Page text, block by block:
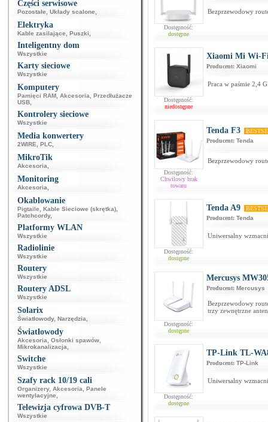
Części serwisowe
Pozostałe Układy scalone
Elektryka
Kable zasilające Puszki
Inteligentny dom
Wszystkie
Karty sieciowe
Wszystkie
Komputery
Pamięci RAM Akcesoria
Przedłużacze
USB
Kontrolery sieciowe
Wszystkie
Media konwertery
2WIRE PLC
MikroTik
Akcesoria
Monitoring
Akcesoria
Okablowanie
Pigtaile Kable Sieciowe (skrętka)
Patchcordy,
Platformy WLAN
Wszystkie
Radiolinie
Wszystkie
Routery
Wszystkie
Routery ADSL
Wszystkie
Solarix
Światłowody, Narzędzia
Światłowody
Akcesoria Osłonki spawów
Mikrokanalizacja
Switche
Wszystkie
Szafy rack 10/19 cali
Organizery, Akcesoria
Panele
wentylacyjne
Telewizja cyfrowa DVB-T
Wszystkie
Dostępność:
dostępne
Bezprzewodowy
Dostępność:
niedostępne
Xiaomi Mi Wi-
Producent: Xiaomi
Praca w paśmie 2,4
Dostępność:
Chwilowy brak
towaru
Tenda F3
Producent: Tenda
Bezprzewodowy
Dostępność:
dostępne
Tenda A9
Producent: Tenda
Uniwersalny
Dostępność:
dostępne
Mercusys
Producent: Mercusys
Bezprzewodowy
trzy zewnętrzne
Dostępność:
dostępne
TP-Link TL-
Producent: TP-Link
Uniwersalny